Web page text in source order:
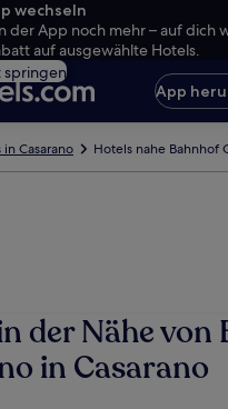
wechseln
der App noch mehr – auf dich
auf ausgewählte Hotels.
springen
App
in Casarano Hotels nahe Bahnhof
der Nähe von
in Casarano